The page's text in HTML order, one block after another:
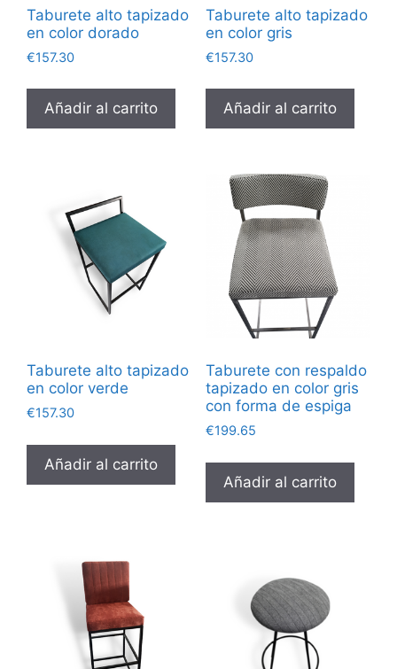
Taburete alto tapizado
en color dorado
€157.30
Añadir al carrito
Taburete alto tapizado
en color gris
€157.30
Añadir al carrito
Taburete alto tapizado
en color verde
€157.30
Añadir al carrito
Taburete con respaldo
tapizado en color gris
con forma de espiga
€199.65
Añadir al carrito